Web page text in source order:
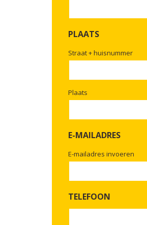
PLAATS
Straat + huisnummer
Plaats
E-MAILADRES
E-mailadres invoeren
TELEFOON